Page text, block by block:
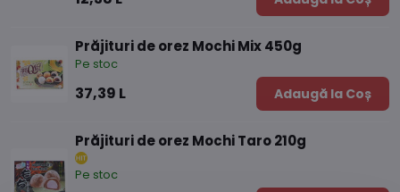
Prăjituri de orez Mochi Mix 450g
Pe stoc
37,39 L Adaugă la Coș
Prăjituri de orez Mochi Taro 210g
Pe stoc